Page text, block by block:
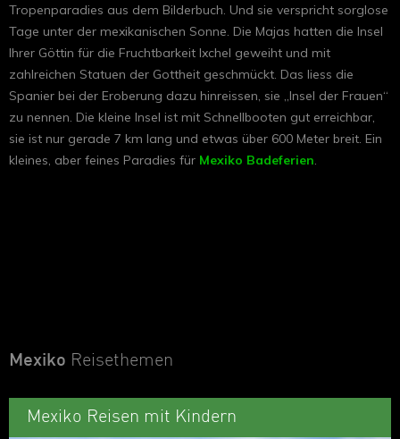
Tropenparadies aus dem Bilderbuch. Und sie verspricht sorglose
Tage unter der mexikanischen Sonne. Die Majas hatten die Insel
Ihrer Göttin für die Fruchtbarkeit Ixchel geweiht und mit
zahlreichen Statuen der Gottheit geschmückt. Das liess die
Spanier bei der Eroberung dazu hinreissen, sie „Insel der Frauen“
zu nennen. Die kleine Insel ist mit Schnellbooten gut erreichbar,
sie ist nur gerade 7 km lang und etwas über 600 Meter breit. Ein
kleines, aber feines Paradies für Mexiko Badeferien.
Mexiko Reisethemen
Mexiko Reisen mit Kindern